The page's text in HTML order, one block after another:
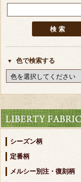
色で検索する
シーズン柄
定番柄
メルシー別注・復刻柄